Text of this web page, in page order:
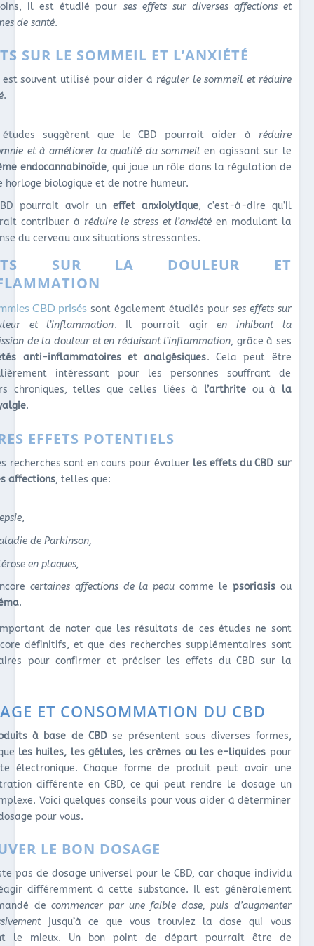
il est étudié pour ses effets sur diverses affections et
de santé.
SUR LE SOMMEIL ET L’ANXIÉTÉ
est souvent utilisé pour aider à réguler le sommeil et réduire
.
études suggèrent que le CBD pourrait aider à réduire
et à améliorer la qualité du sommeil en agissant sur le
endocannabinoïde, qui joue un rôle dans la régulation de
horloge biologique et de notre humeur.
pourrait avoir un effet anxiolytique, c’est-à-dire qu’il
contribuer à réduire le stress et l’anxiété en modulant la
du cerveau aux situations stressantes.
SUR LA DOULEUR ET
CBD priséssont également étudiés pour ses effets sur
et l’inflammation. Il pourrait agiren inhibant la
de la douleur et en réduisant l’inflammation, grâce à ses
anti-inflammatoires et analgésiques. Cela peut être
intéressant pour les personnes souffrant de
chroniques, telles que celles liées à l’arthrite ou à la
.
EFFETS POTENTIELS
recherches sont en cours pour évaluer les effets du CBD sur
affections, telles que:
,
de Parkinson,
en plaques,
certaines affections de la peau comme le psoriasisou
.
de noter que les résultats de ces études ne sont
définitifs, et que des recherches supplémentaires sont
pour confirmer et préciser les effets du CBD sur la
ET CONSOMMATION DU CBD
à base de CBD se présentent sous diverses formes,
les huiles, les gélules, les crèmes ou les e-liquides pour
électronique. Chaque forme de produit peut avoir une
différente en CBD, ce qui peut rendre le dosage un
Voici quelques conseils pour vous aider à déterminer
pour vous.
LE BON DOSAGE
pas de dosage universel pour le CBD, car chaque individu
différemment à cette substance. Il est généralement
decommencer par une faible dose, puis d’augmenter
jusqu’à ce que vous trouviez la dose qui vous
le mieux. Un bon point de départ pourrait être de